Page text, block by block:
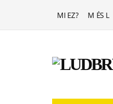
MI EZ? M ÉS L